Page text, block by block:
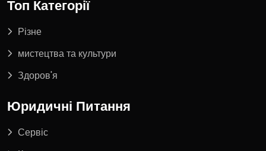
Топ Категорії
Різне
мистецтва та культури
Здоров'я
Юридичні Питання
Сервіс